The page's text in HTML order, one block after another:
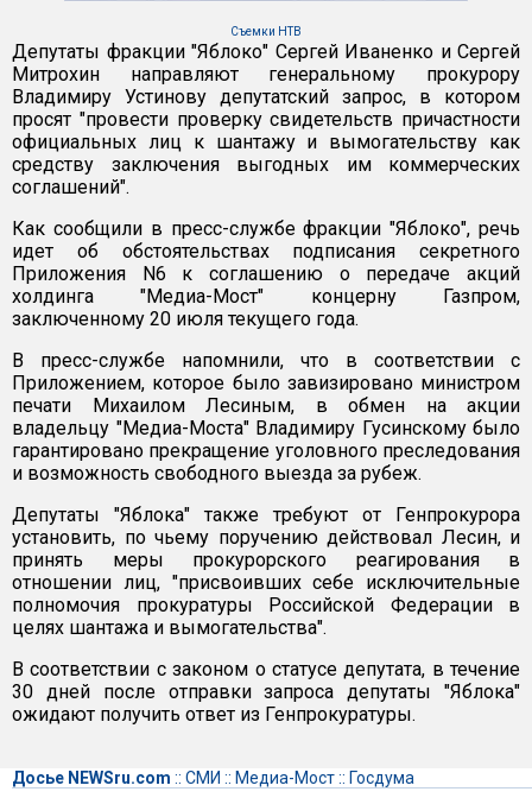
Съемки НТВ
Депутаты фракции "Яблоко" Сергей Иваненко и Сергей
Митрохин направляют генеральному прокурору
Владимиру Устинову депутатский запрос, в котором
просят "провести проверку свидетельств причастности
официальных лиц к шантажу и вымогательству как
средству заключения выгодных им коммерческих
соглашений".
Как сообщили в пресс-службе фракции "Яблоко", речь
идет об обстоятельствах подписания секретного
Приложения N6 к соглашению о передаче акций
холдинга "Медиа-Мост" концерну Газпром,
заключенному 20 июля текущего года.
В пресс-службе напомнили, что в соответствии с
Приложением, которое было завизировано министром
печати Михаилом Лесиным, в обмен на акции
владельцу "Медиа-Моста" Владимиру Гусинскому было
гарантировано прекращение уголовного преследования
и возможность свободного выезда за рубеж.
Депутаты "Яблока" также требуют от Генпрокурора
установить, по чьему поручению действовал Лесин, и
принять меры прокурорского реагирования в
отношении лиц, "присвоивших себе исключительные
полномочия прокуратуры Российской Федерации в
целях шантажа и вымогательства".
В соответствии с законом о статусе депутата, в течение
30 дней после отправки запроса депутаты "Яблока"
ожидают получить ответ из Генпрокуратуры.
Досье NEWSru.com :: СМИ :: Медиа-Мост:: Госдума